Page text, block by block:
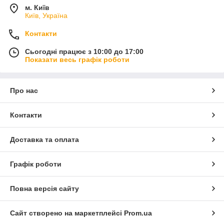
Унікальність термоковдр полягає в їхній
багатофункціональності, ефективності та компактності.
непередбачуваних ситуацій у будь-яких умовах!
У
м. Київ
Київ, Україна
Контакти
Сьогодні працює з 10:00 до 17:00
Показати весь графік роботи
Про нас
Контакти
Доставка та оплата
Графік роботи
Повна версія сайту
Сайт створено на маркетплейсі Prom.ua